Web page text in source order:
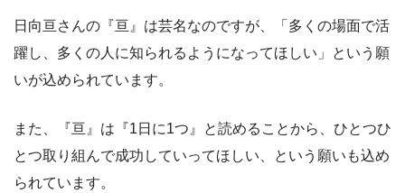
日向亘さんの『亘』は芸名なのですが、「多くの場面で活
躍し、多くの人に知られるようになってほしい」という願
いが込められています。
また、『亘』は『1日に1つ』と読めることから、ひとつひ
とつ取り組んで成功していってほしい、という願いも込め
られています。